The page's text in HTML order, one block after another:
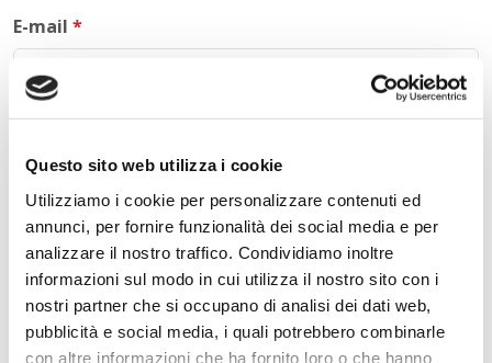
Questo sito web utilizza i cookie
Utilizziamo i cookie per personalizzare contenuti ed
annunci, per fornire funzionalità dei social media e per
analizzare il nostro traffico. Condividiamo inoltre
informazioni sul modo in cui utilizza il nostro sito con i
nostri partner che si occupano di analisi dei dati web,
pubblicità e social media, i quali potrebbero combinarle
con altre informazioni che ha fornito loro o che hanno
E-mail *
Acconsento al trattamento dei dati personali .